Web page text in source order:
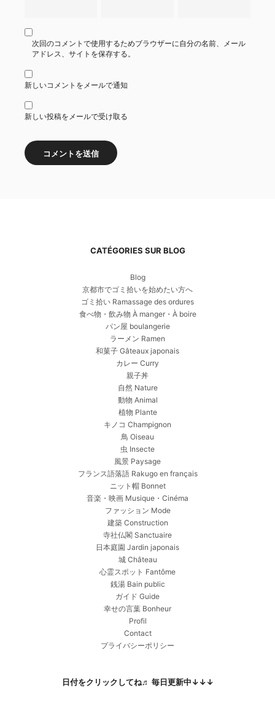
次回のコメントで使用するためブラウザーに自分の名前、メール
アドレス、サイトを保存する。
新しいコメントをメールで通知
新しい投稿をメールで受け取る
CATÉGORIES SUR BLOG
Blog
京都市でゴミ拾いを始めたい方へ
ゴミ拾い Ramassage des ordures
食べ物・飲み物 À manger・À boire
パン屋 boulangerie
ラーメン Ramen
和菓子 Gâteaux japonais
カレー Curry
親子丼
自然 Nature
動物 Animal
植物 Plante
キノコ Champignon
鳥 Oiseau
虫 Insecte
風景 Paysage
フランス語落語 Rakugo en français
ニット帽 Bonnet
音楽・映画 Musique・Cinéma
ファッション Mode
建築 Construction
寺社仏閣 Sanctuaire
日本庭園 Jardin japonais
城 Château
心霊スポット Fantôme
銭湯 Bain public
ガイド Guide
幸せの言葉 Bonheur
Profil
Contact
プライバシーポリシー
日付をクリックしてね♬ 毎日更新中↓↓↓